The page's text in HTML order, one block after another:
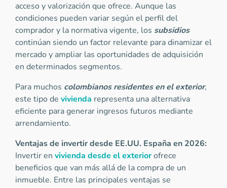
acceso y valorización que ofrece. Aunque las
condiciones pueden variar según el perfil del
comprador y la normativa vigente, los subsidios
continúan siendo un factor relevante para dinamizar el
mercado y ampliar las oportunidades de adquisición
en determinados segmentos.
Para muchos colombianos residentes en el exterior,
este tipo de vivienda representa una alternativa
eficiente para generar ingresos futuros mediante
arrendamiento.
Ventajas de invertir desde EE.UU. España en 2026:
Invertir en vivienda desde el exteriorofrece
beneficios que van más allá de la compra de un
inmueble. Entre las principales ventajas se